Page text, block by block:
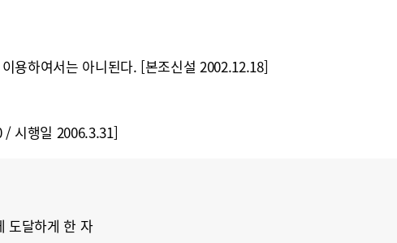
용하여서는 아니된다. [본조신설 2002.12.18]
시행일 2006.3.31]
도달하게 한 자